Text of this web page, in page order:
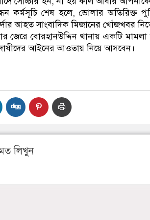
কর্মসূচি শেষ হলে, ভোলার অতিরিক্ত
আহত সাংবাদিক মিজানের খোঁজখবর
জেরে বোরহানউদ্দিন থানায় একটি মামলা
আইনের আওতায় নিয়ে আসবেন।
লিখুন